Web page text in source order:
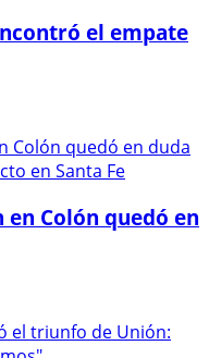
el empate
Colón quedó en